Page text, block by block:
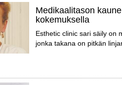
Medikaalitason
kokemuksella
Esthetic clinic sari säily on
jonka takana on pitkän